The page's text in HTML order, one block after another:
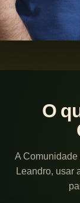
O
A
Leandro, usar